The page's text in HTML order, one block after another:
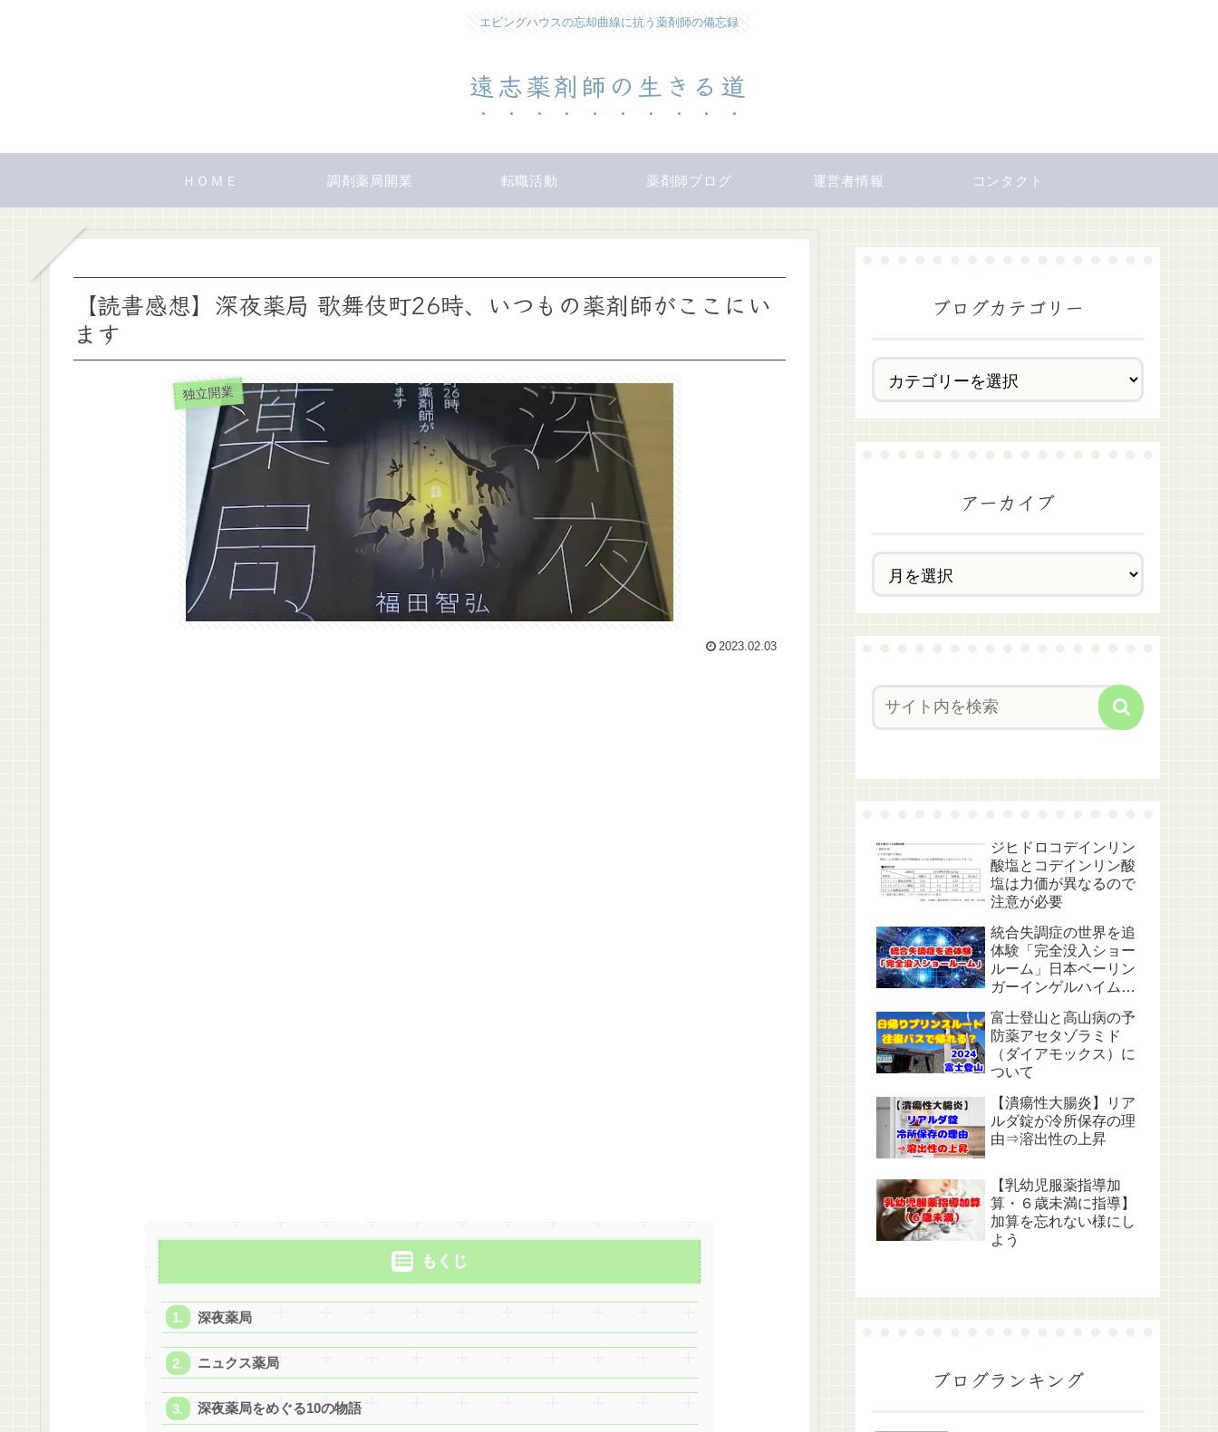
エビングハウスの忘却曲線に抗う薬剤師の備忘録
遠志薬剤師の生きる道
ＨＯＭＥ 調剤薬局開業 転職活動 薬剤師ブログ 運営者情報 コンタクト
【読書感想】深夜薬局 歌舞伎町26時、いつもの薬剤師がここにい
ます
独立開業
2023.02.03
もくじ
深夜薬局
ニュクス薬局
深夜薬局をめぐる10の物語
ブログカテゴリー
アーカイブ
ジヒドロコデインリン
酸塩とコデインリン酸
塩は力価が異なるので
注意が必要
統合失調症の世界を追
体験「完全没入ショー
ルーム」日本ベーリン
ガーインゲルハイム主
富士登山と高山病の予
防薬アセタゾラミド
（ダイアモックス）に
ついて
【潰瘍性大腸炎】リア
ルダ錠が冷所保存の理
由⇒溶出性の上昇
【乳幼児服薬指導加
算・６歳未満に指導】
加算を忘れない様にし
よう
ブログランキング